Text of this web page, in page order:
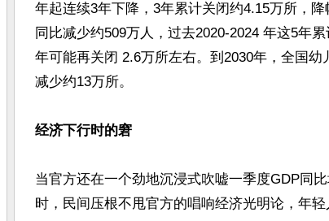
年起连续3年下降，3年累计关闭约4.15万所，
同比减少约509万人，过去2020-2024 年这5年
年可能再关闭 2.6万所左右。到2030年，全国
减少约13万所。
经济下行时的窘
当官方还在一个劲地沉浸式吹嘘一季度GDP同
时，民间压根不甩官方的唱响经济光明论，年轻